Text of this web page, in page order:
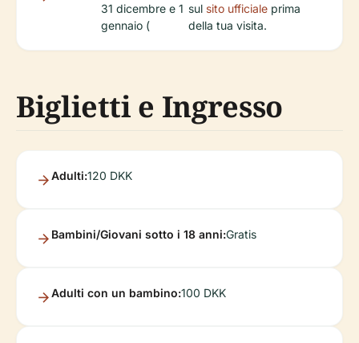
31 dicembre e 1
gennaio (
sul sito ufficialeprima
della tua visita.
Biglietti e Ingresso
Adulti:120 DKK
Bambini/Giovani sotto i 18 anni:Gratis
Adulti con un bambino:100 DKK